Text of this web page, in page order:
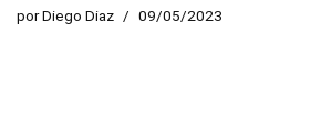
porDiego Diaz 09/05/2023